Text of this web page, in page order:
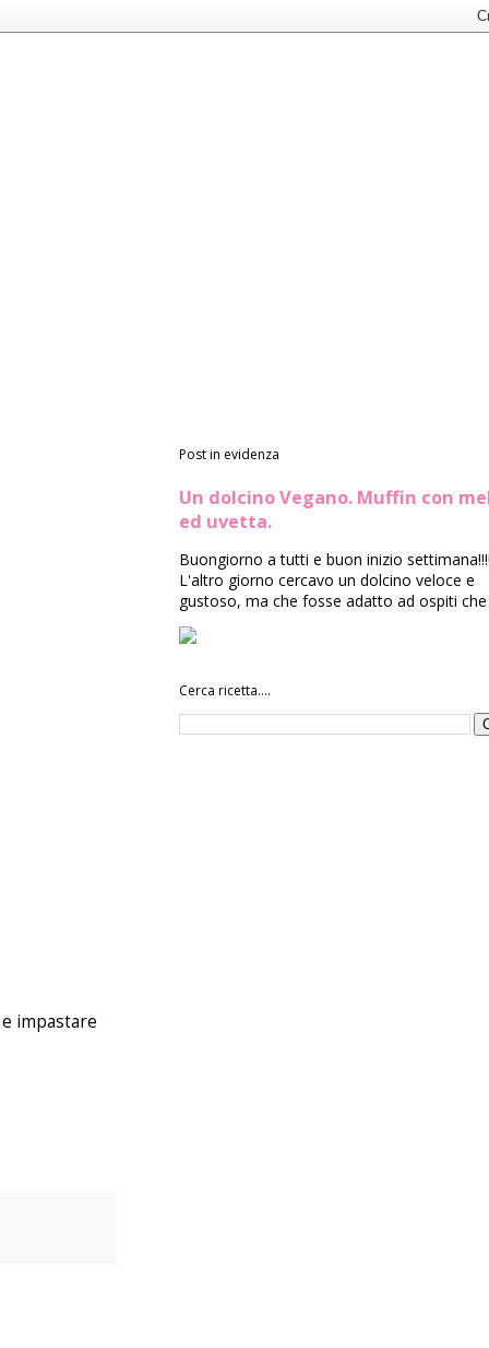
impastare
Post in evidenza
Un dolcino Vegano. Muffin con
ed uvetta.
Buongiorno a tutti e buon inizio
L'altro giorno cercavo un dolcino veloce e
gustoso, ma che fosse adatto ad ospiti che
Cerca ricetta....